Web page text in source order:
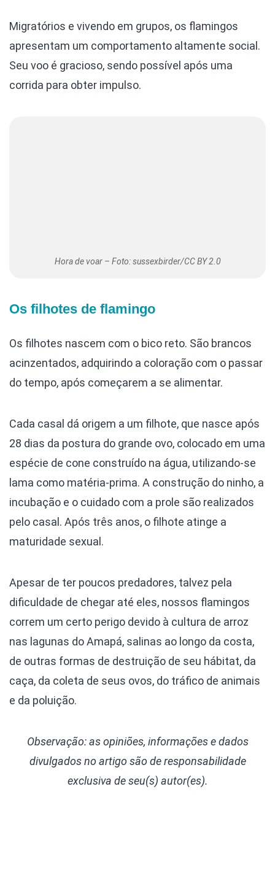
Migratórios e vivendo em grupos, os flamingos
apresentam um comportamento altamente social.
Seu voo é gracioso, sendo possível após uma
corrida para obter impulso.
Hora de voar – Foto: sussexbirder/CC BY 2.0
Os filhotes de flamingo
Os filhotes nascem com o bico reto. São brancos
acinzentados, adquirindo a coloração com o passar
do tempo, após começarem a se alimentar.
Cada casal dá origem a um filhote, que nasce após
28 dias da postura do grande ovo, colocado em uma
espécie de cone construído na água, utilizando-se
lama como matéria-prima. A construção do ninho, a
incubação e o cuidado com a prole são realizados
pelo casal. Após três anos, o filhote atinge a
maturidade sexual.
Apesar de ter poucos predadores, talvez pela
dificuldade de chegar até eles, nossos flamingos
correm um certo perigo devido à cultura de arroz
nas lagunas do Amapá, salinas ao longo da costa,
de outras formas de destruição de seu hábitat, da
caça, da coleta de seus ovos, do tráfico de animais
e da poluição.
Observação: as opiniões, informações e dados
divulgados no artigo são de responsabilidade
exclusiva de seu(s) autor(es).